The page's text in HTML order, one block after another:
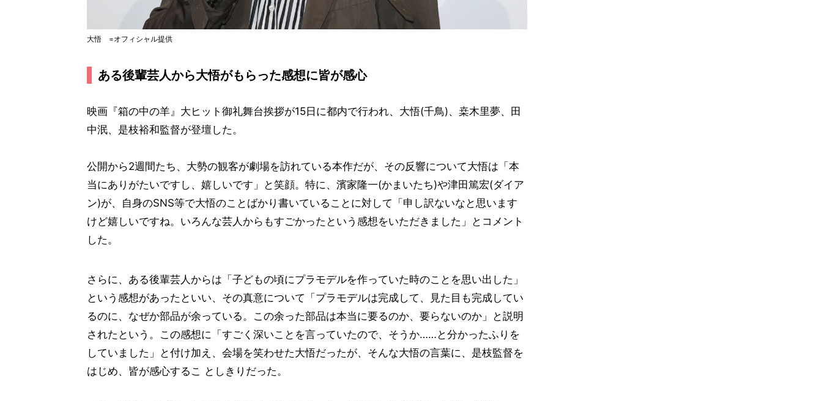
大悟 =オフィシャル提供
ある後輩芸人から大悟がもらった感想に皆が感心
映画『箱の中の羊』大ヒット御礼舞台挨拶が15日に都内で行われ、大悟(千鳥)、桒木里夢、田
中泯、是枝裕和監督が登壇した。
公開から2週間たち、大勢の観客が劇場を訪れている本作だが、その反響について大悟は「本
当にありがたいですし、嬉しいです」と笑顔。特に、濱家隆一(かまいたち)や津田篤宏(ダイア
ン)が、自身のSNS等で大悟のことばかり書いていることに対して「申し訳ないなと思います
けど嬉しいですね。いろんな芸人からもすごかったという感想をいただきました」とコメント
した。
さらに、ある後輩芸人からは「子どもの頃にプラモデルを作っていた時のことを思い出した」
という感想があったといい、その真意について「プラモデルは完成して、見た目も完成してい
るのに、なぜか部品が余っている。この余った部品は本当に要るのか、要らないのか」と説明
されたという。この感想に「すごく深いことを言っていたので、そうか……と分かったふりを
していました」と付け加え、会場を笑わせた大悟だったが、そんな大悟の言葉に、是枝監督を
はじめ、皆が感心するこ としきりだった。